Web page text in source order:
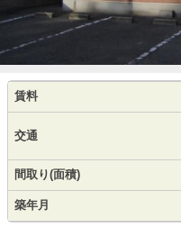
賃料
交通
間取り(面積)
築年月